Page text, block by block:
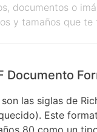
documentos o
y tamaños que te
Documento
son las siglas de
Este